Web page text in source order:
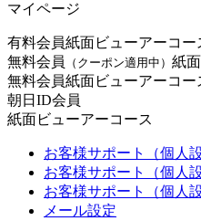
マイページ
有料会員紙面ビューアーコー
無料会員
（クーポン適用中） 紙
無料会員紙面ビューアーコー
朝日ID会員
紙面ビューアーコース
お客様サポート（個人設
お客様サポート（個人設
お客様サポート（個人設
メール設定